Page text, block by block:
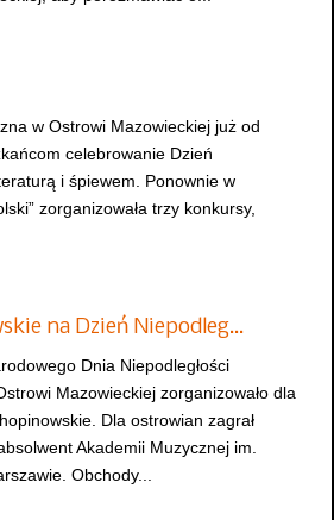
w Ostrowi Mazowieckiej już od
celebrowanie Dzień
i śpiewem. Ponownie w
zorganizowała trzy konkursy,
na Dzień Niepodleg…
Dnia Niepodległości
Mazowieckiej zorganizowało dla
Dla ostrowian zagrał
Akademii Muzycznej im.
Obchody...